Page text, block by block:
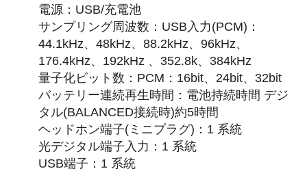
電源：USB/充電池
サンプリング周波数：USB入力(PCM)：
44.1kHz、48kHz、88.2kHz、96kHz、
176.4kHz、192kHz 、352.8k、384kHz
量子化ビット数：PCM：16bit、24bit、32bit
バッテリー連続再生時間：電池持続時間 デジ
タル(BALANCED接続時)約5時間
ヘッドホン端子(ミニプラグ)：1 系統
光デジタル端子入力：1 系統
USB端子：1 系統